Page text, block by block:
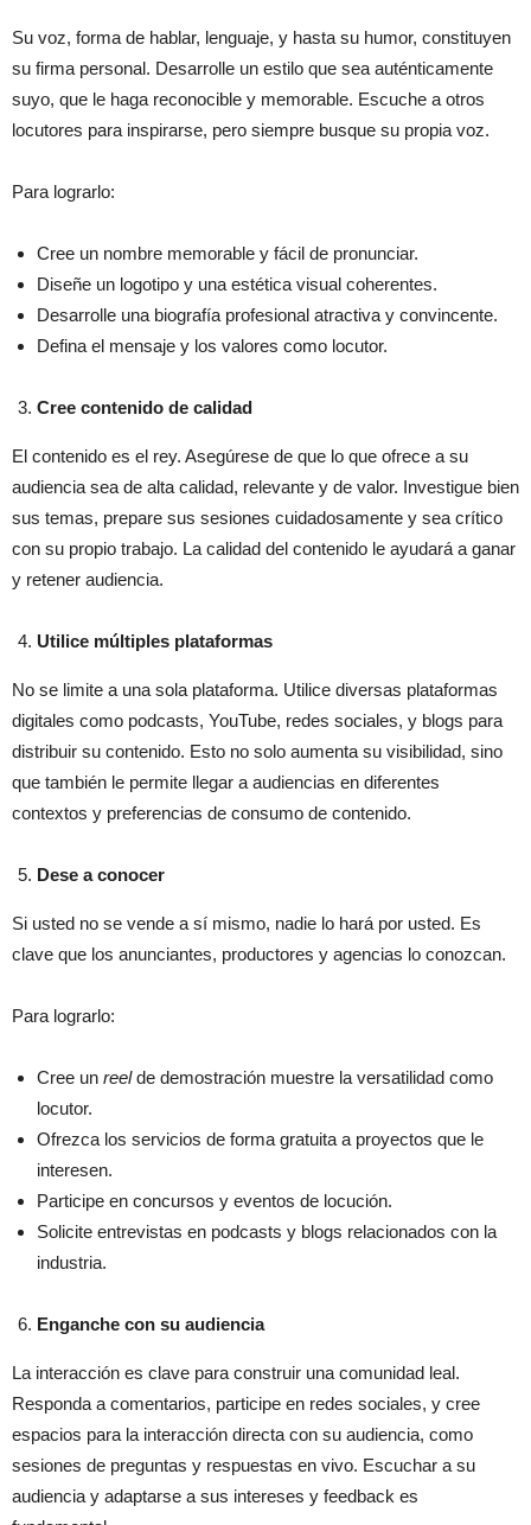
Su voz, forma de hablar, lenguaje, y hasta su humor, constituyen
su firma personal. Desarrolle un estilo que sea auténticamente
suyo, que le haga reconocible y memorable. Escuche a otros
locutores para inspirarse, pero siempre busque su propia voz.
Para lograrlo:
Cree un nombre memorable y fácil de pronunciar.
Diseñe un logotipo y una estética visual coherentes.
Desarrolle una biografía profesional atractiva y convincente.
Defina el mensaje y los valores como locutor.
Cree contenido de calidad
El contenido es el rey. Asegúrese de que lo que ofrece a su
audiencia sea de alta calidad, relevante y de valor. Investigue bien
sus temas, prepare sus sesiones cuidadosamente y sea crítico
con su propio trabajo. La calidad del contenido le ayudará a ganar
y retener audiencia.
Utilice múltiples plataformas
No se limite a una sola plataforma. Utilice diversas plataformas
digitales como podcasts, YouTube, redes sociales, y blogs para
distribuir su contenido. Esto no solo aumenta su visibilidad, sino
que también le permite llegar a audiencias en diferentes
contextos y preferencias de consumo de contenido.
Dese a conocer
Si usted no se vende a sí mismo, nadie lo hará por usted. Es
clave que los anunciantes, productores y agencias lo conozcan.
Para lograrlo:
Cree un reelde demostración muestre la versatilidad como
locutor.
Ofrezca los servicios de forma gratuita a proyectos que le
interesen.
Participe en concursos y eventos de locución.
Solicite entrevistas en podcasts y blogs relacionados con la
industria.
Enganche con su audiencia
La interacción es clave para construir una comunidad leal.
Responda a comentarios, participe en redes sociales, y cree
espacios para la interacción directa con su audiencia, como
sesiones de preguntas y respuestas en vivo. Escuchar a su
audiencia y adaptarse a sus intereses y feedback es